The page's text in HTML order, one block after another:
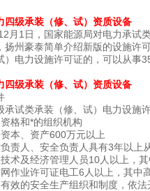
四级承装（修、试）资质设备
月1日，国家能源局对电力承试
扬州豪泰简单介绍新版的设施许
）电力设施许可证的，可以从
四级承装（修、试）资质设备
承试类承装（修、试）电力设施
格和*的组织机构
本、资产600万元以上
责人、安全负责人具有3年以上
术及经济管理人员10人以上，
作业许可证电工6人以上，其中
效的安全生产组织和制度，依